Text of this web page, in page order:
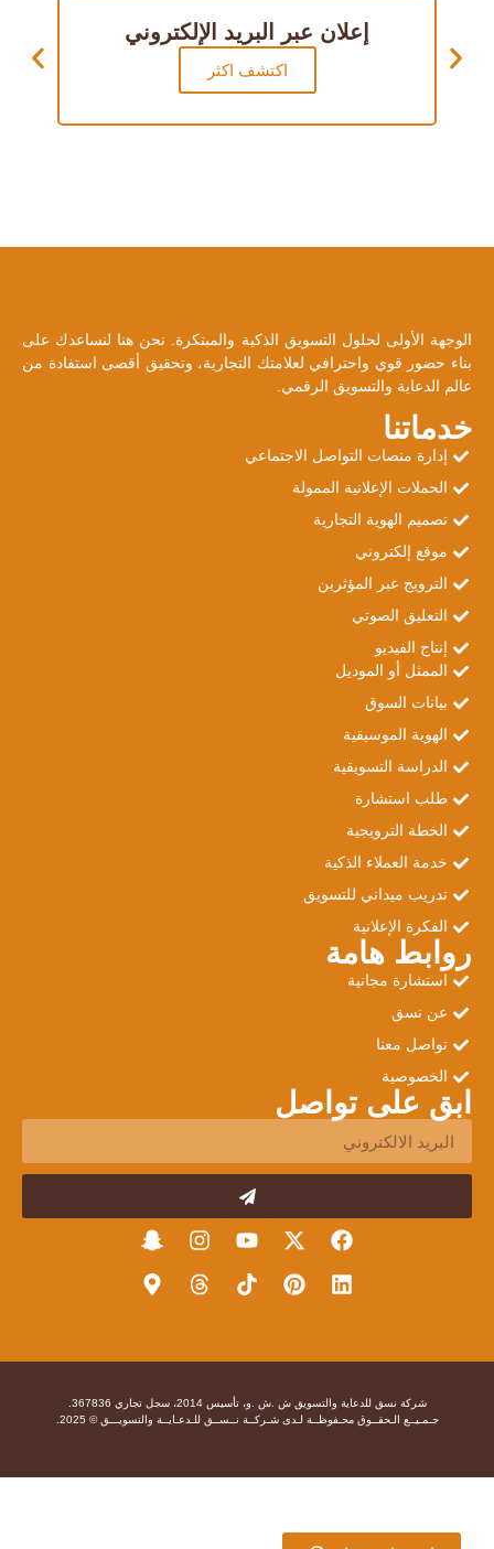
إعلان عبر البريد الإلكتروني
اكتشف اكثر
الوجهة الأولى لحلول التسويق الذكية والمبتكرة. نحن هنا لنساعدك على
بناء حضور قوي واحترافي لعلامتك التجارية، وتحقيق أقصى استفادة من
عالم الدعاية والتسويق الرقمي.
خدماتنا
إدارة منصات التواصل الاجتماعي
الحملات الإعلانية الممولة
تصميم الهوية التجارية
موقع إلكتروني
الترويج عبر المؤثرين
التعليق الصوتي
إنتاج الفيديو
الممثل أو الموديل
بيانات السوق
الهوية الموسيقية
الدراسة التسويقية
طلب استشارة
الخطة الترويجية
خدمة العملاء الذكية
تدريب ميداني للتسويق
الفكرة الإعلانية
روابط هامة
استشارة مجانية
عن نسق
تواصل معنا
الخصوصية
ابق على تواصل
شركة نسق للدعاية والتسويق ش .ش .و، تأسيس 2014، سجل تجاري 367836.
جـمـيــع الـحقــوق محـفوظــة لـدى شـركــة نــســق للـدعـايــة والتسويـــق © 2025.